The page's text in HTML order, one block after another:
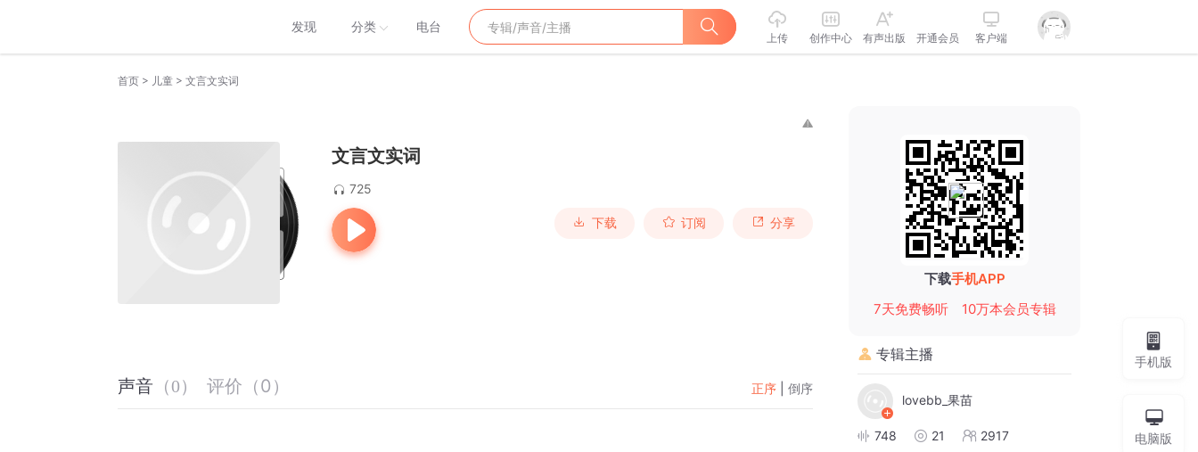
发现 分类 电台
上传 创作中心 有声出版 开通会员 客户端
首页 > 儿童 > 文言文实词
文言文实词
725
下载 订阅 分享
声音 （0） 评价 （0 ） 正序 倒序
下载手机APP
7天免费畅听
10万本会员专辑
专辑主播
lovebb_果苗
748 21 2917
手机版
电脑版